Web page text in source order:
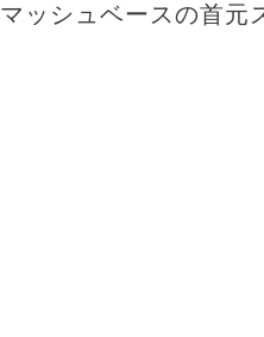
マッシュベースの首元